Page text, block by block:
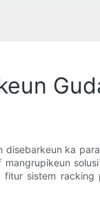
ka
sistem